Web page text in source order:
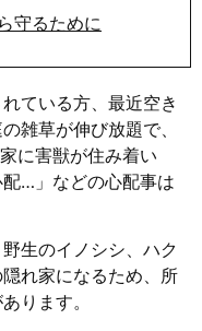
守るために
ている方、最近空き
雑草が伸び放題で、
に害獣が住み着い
…」などの心配事は
生のイノシシ、ハク
れ家になるため、所
ります。